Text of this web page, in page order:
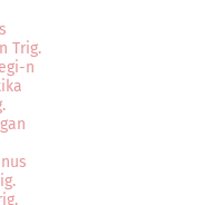
Trig.
n